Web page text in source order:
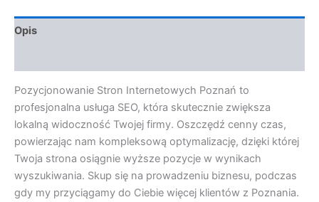
Opis
Pozycjonowanie Stron Internetowych Poznań to
profesjonalna usługa SEO, która skutecznie zwiększa
lokalną widoczność Twojej firmy. Oszczędź cenny czas,
powierzając nam kompleksową optymalizację, dzięki której
Twoja strona osiągnie wyższe pozycje w wynikach
wyszukiwania. Skup się na prowadzeniu biznesu, podczas
gdy my przyciągamy do Ciebie więcej klientów z Poznania.